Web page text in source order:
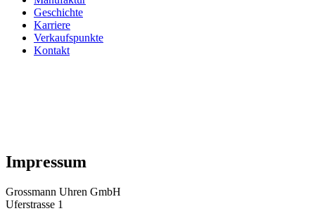
Geschichte
Karriere
Verkaufspunkte
Kontakt
Impressum
Grossmann Uhren GmbH
Uferstrasse 1